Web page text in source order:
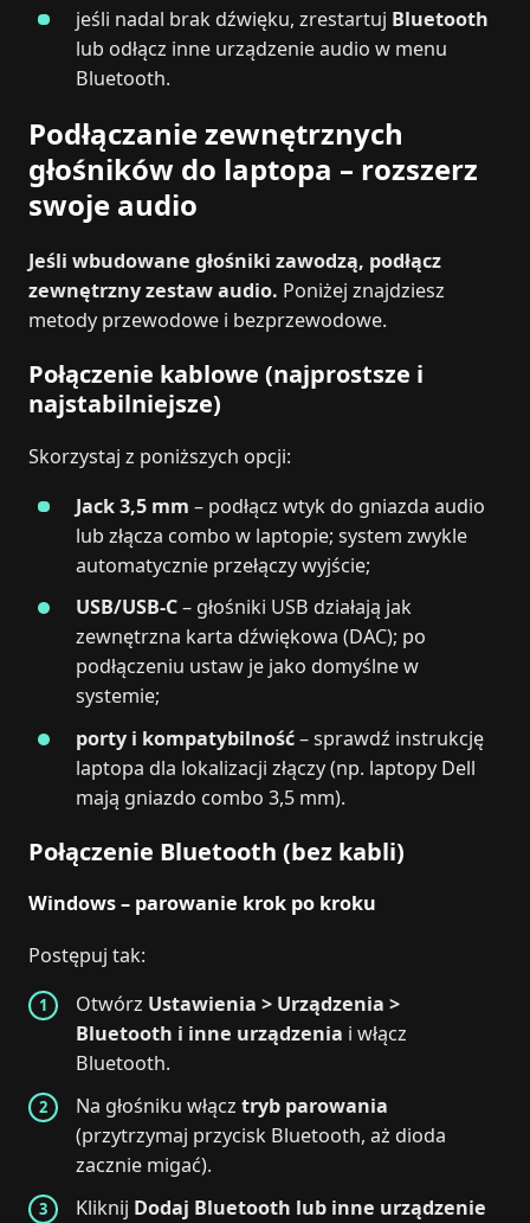
jeśli nadal brak dźwięku, zrestartuj Bluetooth
lub odłącz inne urządzenie audio w menu
Bluetooth.
Podłączanie zewnętrznych
głośników do laptopa – rozszerz
swoje audio
Jeśli wbudowane głośniki zawodzą, podłącz
zewnętrzny zestaw audio. Poniżej znajdziesz
metody przewodowe i bezprzewodowe.
Połączenie kablowe (najprostsze i
najstabilniejsze)
Skorzystaj z poniższych opcji:
Jack 3,5 mm – podłącz wtyk do gniazda audio
lub złącza combo w laptopie; system zwykle
automatycznie przełączy wyjście;
USB/USB-C– głośniki USB działają jak
zewnętrzna karta dźwiękowa (DAC); po
podłączeniu ustaw je jako domyślne w
systemie;
porty i kompatybilność– sprawdź instrukcję
laptopa dla lokalizacji złączy (np. laptopy Dell
mają gniazdo combo 3,5 mm).
Połączenie Bluetooth (bez kabli)
Windows – parowanie krok po kroku
Postępuj tak:
Otwórz Ustawienia > Urządzenia >
Bluetooth i inne urządzenia i włącz
Bluetooth.
Na głośniku włącztryb parowania
(przytrzymaj przycisk Bluetooth, aż dioda
zacznie migać).
Kliknij Dodaj Bluetooth lub inne urządzenie